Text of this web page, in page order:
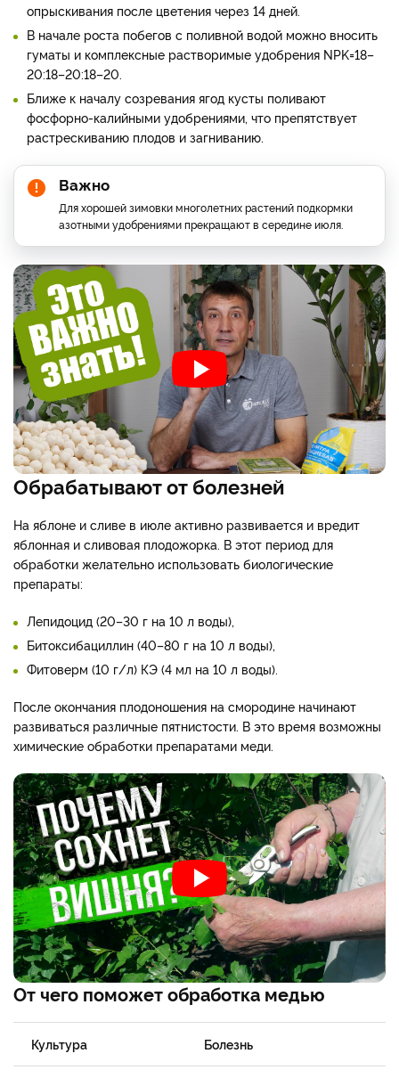
опрыскивания после цветения через 14 дней.
В начале роста побегов с поливной водой можно вносить
гуматы и комплексные растворимые удобрения NPK=18–
20:18–20:18–20.
Ближе к началу созревания ягод кусты поливают
фосфорно-калийными удобрениями, что препятствует
растрескиванию плодов и загниванию.
Важно
Для хорошей зимовки многолетних растений подкормки
азотными удобрениями прекращают в середине июля.
Обрабатывают от болезней
На яблоне и сливе в июле активно развивается и вредит
яблонная и сливовая плодожорка. В этот период для
обработки желательно использовать биологические
препараты:
Лепидоцид (20–30 г на 10 л воды),
Битоксибациллин (40–80 г на 10 л воды),
Фитоверм (10 г/л) КЭ (4 мл на 10 л воды).
После окончания плодоношения на смородине начинают
развиваться различные пятнистости. В это время возможны
химические обработки препаратами меди.
От чего поможет обработка медью
Культура Болезнь